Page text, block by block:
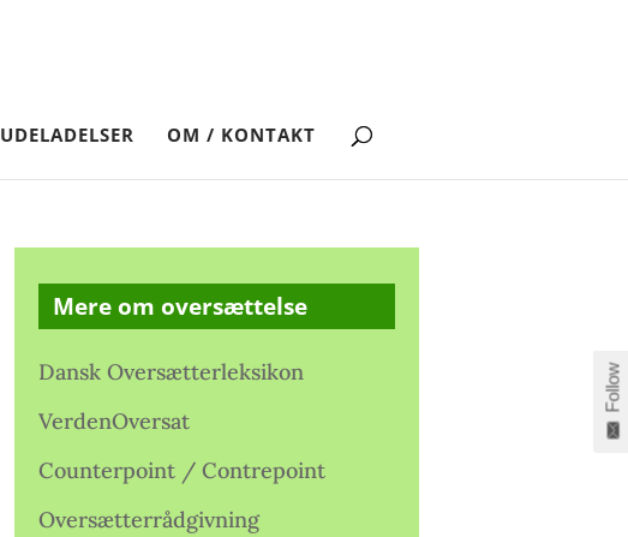
UDELADELSER OM / KONTAKT
Mere om oversættelse
Dansk Oversætterleksikon
VerdenOversat
Counterpoint / Contrepoint
Oversætterrådgivning
Follow